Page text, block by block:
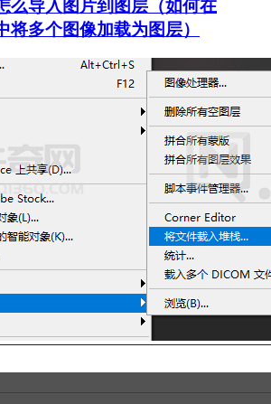
么导入图片到图层（如何在
将多个图像加载为图层）